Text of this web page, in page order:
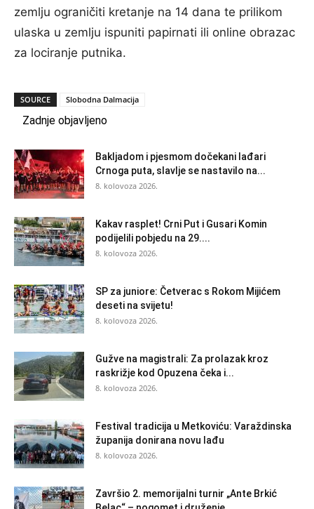
zemlju ograničiti kretanje na 14 dana te prilikom
ulaska u zemlju ispuniti papirnati ili online obrazac
za lociranje putnika.
SOURCE Slobodna Dalmacija
Zadnje objavljeno
Bakljadom i pjesmom dočekani lađari
Crnoga puta, slavlje se nastavilo na...
8. kolovoza 2026.
Kakav rasplet! Crni Put i Gusari Komin
podijelili pobjedu na 29....
8. kolovoza 2026.
SP za juniore: Četverac s Rokom Mijićem
deseti na svijetu!
8. kolovoza 2026.
Gužve na magistrali: Za prolazak kroz
raskrižje kod Opuzena čeka i...
8. kolovoza 2026.
Festival tradicija u Metkoviću: Varaždinska
županija donirana novu lađu
8. kolovoza 2026.
Završio 2. memorijalni turnir „Ante Brkić